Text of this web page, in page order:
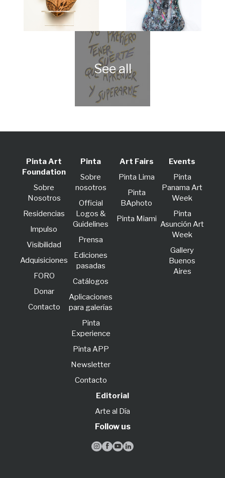
Pinta Art
Foundation
Sobre
Nosotros
Residencias
lmpulso
Visibilidad
Adquisiciones
FORO
Donar
Contacto
Pinta
Sobre
nosotros
Official
Logos &
Guidelines
Prensa
Ediciones
pasadas
Catálogos
Aplicaciones
para galerías
Pinta
Experience
Pinta APP
Newsletter
Contacto
Art Fairs
Pinta Lima
Pinta
BAphoto
Pinta Miami
Events
Pinta
Panama Art
Week
Pinta
Asunción Art
Week
Gallery
Buenos
Aires
Editorial
Arte al Día
Follow us
   